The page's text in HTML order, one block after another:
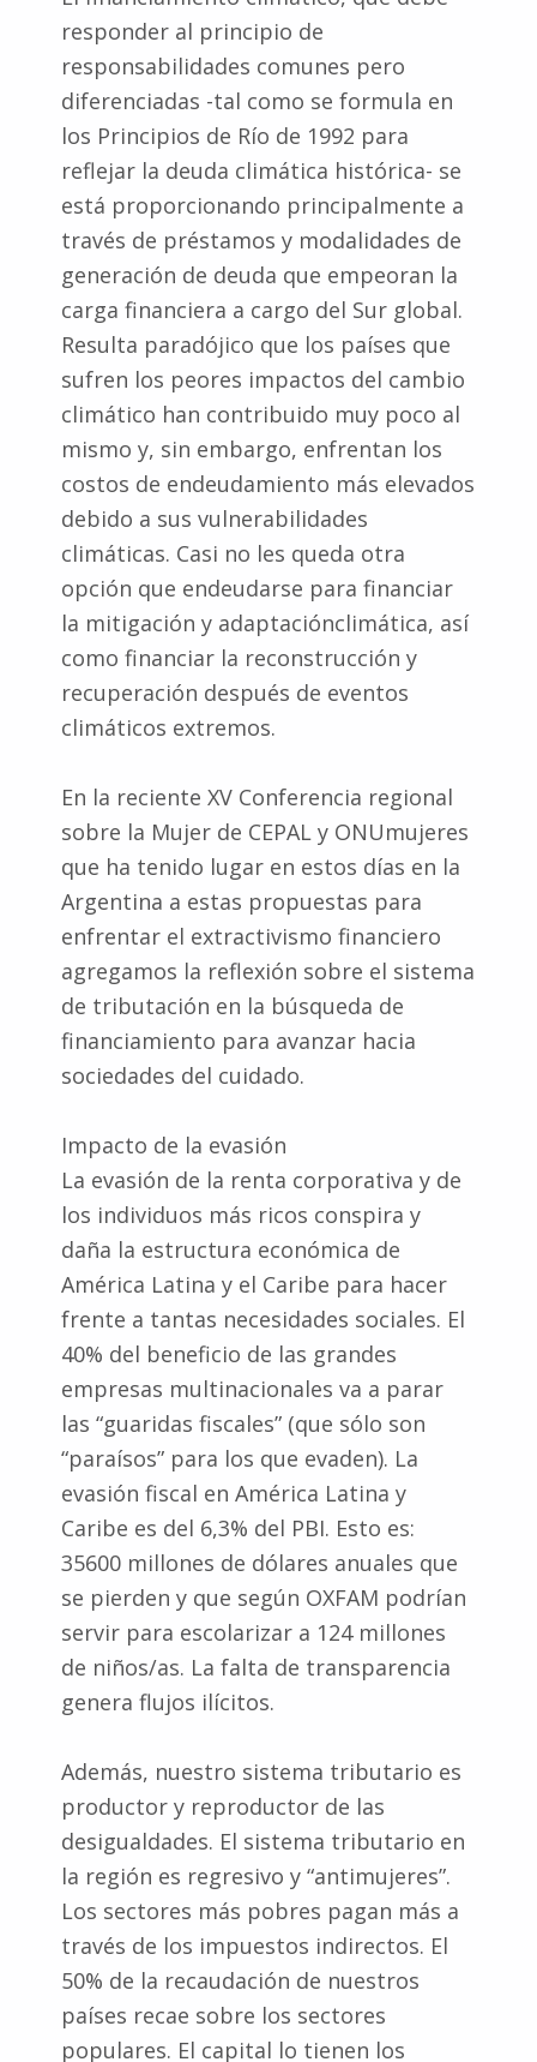
responder al principio de
responsabilidades comunes pero
diferenciadas -tal como se formula en
los Principios de Río de 1992 para
reflejar la deuda climática histórica- se
está proporcionando principalmente a
través de préstamos y modalidades de
generación de deuda que empeoran la
carga financiera a cargo del Sur global.
Resulta paradójico que los países que
sufren los peores impactos del cambio
climático han contribuido muy poco al
mismo y, sin embargo, enfrentan los
costos de endeudamiento más elevados
debido a sus vulnerabilidades
climáticas. Casi no les queda otra
opción que endeudarse para financiar
la mitigación y adaptaciónclimática, así
como financiar la reconstrucción y
recuperación después de eventos
climáticos extremos.
En la reciente XV Conferencia regional
sobre la Mujer de CEPAL y ONUmujeres
que ha tenido lugar en estos días en la
Argentina a estas propuestas para
enfrentar el extractivismo financiero
agregamos la reflexión sobre el sistema
de tributación en la búsqueda de
financiamiento para avanzar hacia
sociedades del cuidado.
Impacto de la evasión
La evasión de la renta corporativa y de
los individuos más ricos conspira y
daña la estructura económica de
América Latina y el Caribe para hacer
frente a tantas necesidades sociales. El
40% del beneficio de las grandes
empresas multinacionales va a parar
las “guaridas fiscales” (que sólo son
“paraísos” para los que evaden). La
evasión fiscal en América Latina y
Caribe es del 6,3% del PBI. Esto es:
35600 millones de dólares anuales que
se pierden y que según OXFAM podrían
servir para escolarizar a 124 millones
de niños/as. La falta de transparencia
genera flujos ilícitos.
Además, nuestro sistema tributario es
productor y reproductor de las
desigualdades. El sistema tributario en
la región es regresivo y “antimujeres”.
Los sectores más pobres pagan más a
través de los impuestos indirectos. El
50% de la recaudación de nuestros
países recae sobre los sectores
populares. El capital lo tienen los